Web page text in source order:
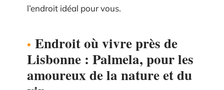
l’endroit idéal pour vous.
Endroit où vivre près de
Lisbonne : Palmela, pour les
amoureux de la nature et du